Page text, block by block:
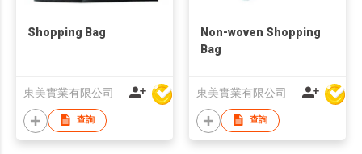
Shopping Bag
東美實業有限公司
查詢
Non-woven Shopping
Bag
東美實業有限公司
查詢